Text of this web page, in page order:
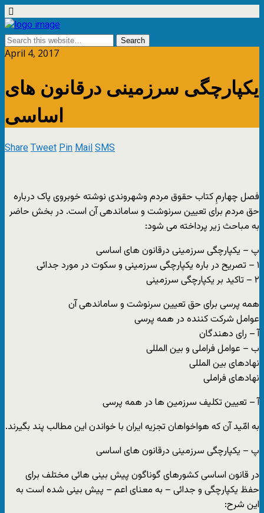
April 4, 2017
یکپارچگی سرزمینی درقانون های
اساسی
ShareTweetPinMailSMS
فصل چهارمِ کتاب حقوق مردم وشهروندی نوشته خوبروی پاک درباره
حق مردم برای تعیین سرنوشت و ساماندهی آن است. در بخش حاضر
به مباحث زیر پرداخته می شود:
پ – یکپارچگی سرزمینی درقانون های اساسی
۱ – تصریح در باره یکپارچگی سرزمینی و سکوت در مورد جدائی
۲ – تاکید بر یکپارچگی سرزمینی
همه پرسی برای حق تعیین سرنوشت و ساماندهی آن
عوامل شرکت کننده در همه پرسی
آ – رای دهندگان
ب – عوامل فراملی و بین المللی
نهادهای بین المللی
نهادهای فراملی
آ – تعیین تکلیف سرزمین ها در همه پرسی
به امّید آن که هواخواهان تجزیه ایران با خواندن این مطالب پند بگیرند.
پ – یکپارچگی سرزمینی درقانون های اساسی
در قانون اساسی کشورهای گوناگون پیش بینی هائی مختلف برای
حفظ یکپارچگی و جدائی – به معنای اعم – پیش بینی شده است به
این شرح: